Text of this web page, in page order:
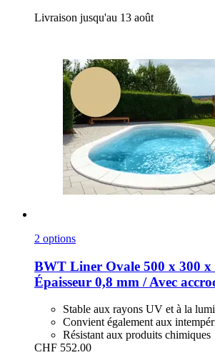
Livraison jusqu'au 13 août
2 options
BWT Liner Ovale 500 x 300 x
Épaisseur 0,8 mm / Avec
Stable aux rayons UV et à la
Convient également aux
Résistant aux produits chimiques
CHF 552.00